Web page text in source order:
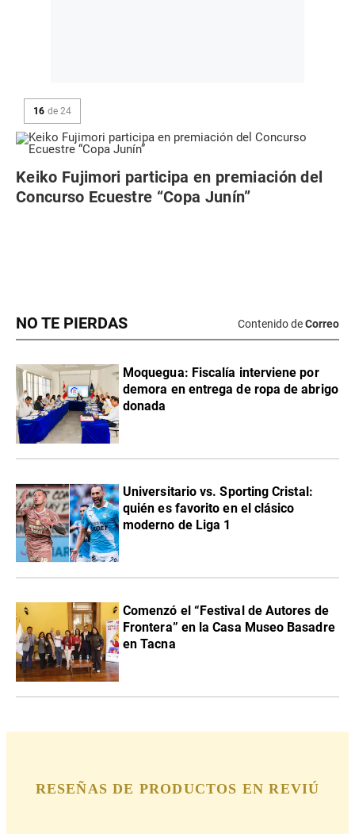
NO TE PIERDAS Contenido deCorreo
Moquegua: Fiscalía interviene por
demora en entrega de ropa de abrigo
donada
Universitario vs. Sporting Cristal:
quién es favorito en el clásico
moderno de Liga 1
Comenzó el “Festival de Autores de
Frontera” en la Casa Museo Basadre
en Tacna